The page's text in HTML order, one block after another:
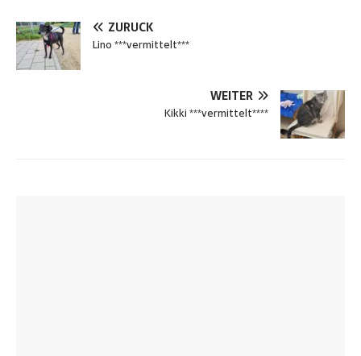
ZURÜCK
Lino ***vermittelt***
WEITER
Kikki ***vermittelt****